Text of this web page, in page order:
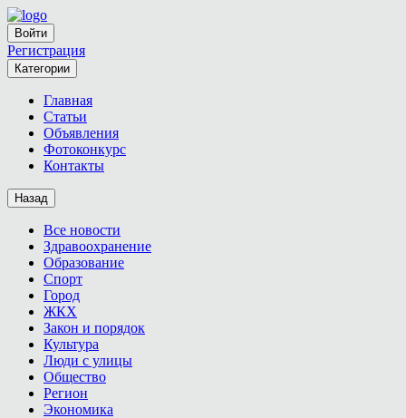
Войти
Регистрация
Категории
Главная
Статьи
Объявления
Фотоконкурс
Контакты
Назад
Все новости
Здравоохранение
Образование
Спорт
Город
ЖКХ
Закон и порядок
Культура
Люди с улицы
Общество
Регион
Экономика